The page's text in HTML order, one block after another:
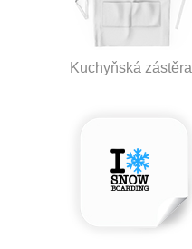
Kuchyňská zástěra